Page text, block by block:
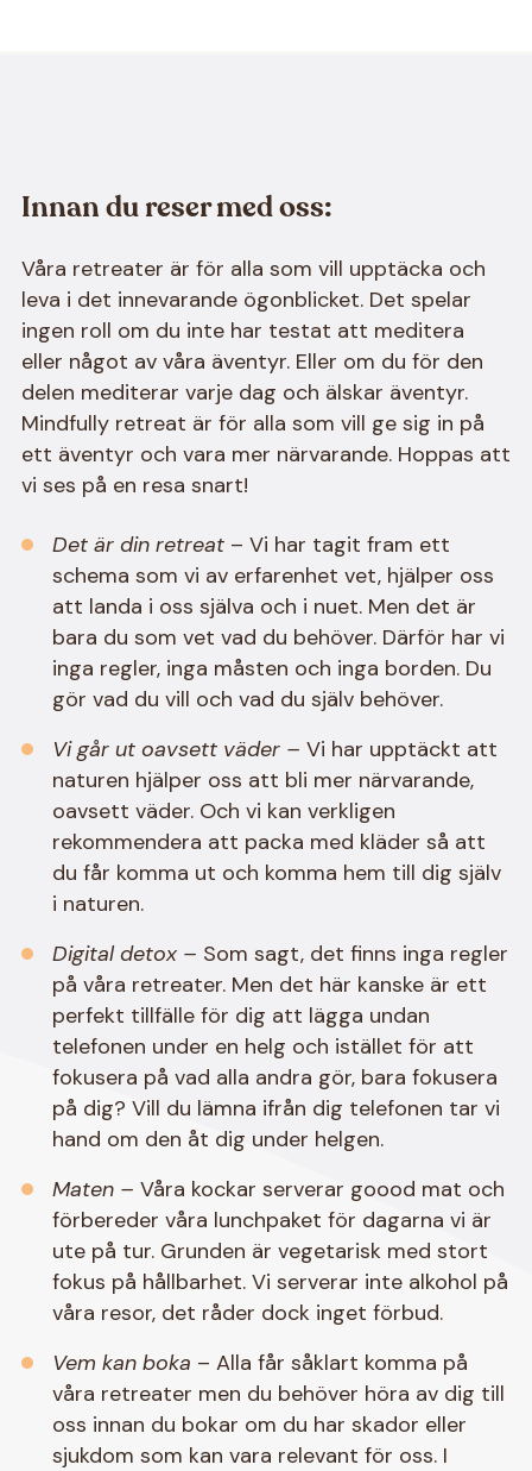
Innan du reser med oss:
Våra retreater är för alla som vill upptäcka och
leva i det innevarande ögonblicket. Det spelar
ingen roll om du inte har testat att meditera
eller något av våra äventyr. Eller om du för den
delen mediterar varje dag och älskar äventyr.
Mindfully retreat är för alla som vill ge sig in på
ett äventyr och vara mer närvarande. Hoppas att
vi ses på en resa snart!
Det är din retreat – Vi har tagit fram ett
schema som vi av erfarenhet vet, hjälper oss
att landa i oss själva och i nuet. Men det är
bara du som vet vad du behöver. Därför har vi
inga regler, inga måsten och inga borden. Du
gör vad du vill och vad du själv behöver.
Vi går ut oavsett väder – Vi har upptäckt att
naturen hjälper oss att bli mer närvarande,
oavsett väder. Och vi kan verkligen
rekommendera att packa med kläder så att
du får komma ut och komma hem till dig själv
i naturen.
Digital detox – Som sagt, det finns inga regler
på våra retreater. Men det här kanske är ett
perfekt tillfälle för dig att lägga undan
telefonen under en helg och istället för att
fokusera på vad alla andra gör, bara fokusera
på dig? Vill du lämna ifrån dig telefonen tar vi
hand om den åt dig under helgen.
Maten – Våra kockar serverar goood mat och
förbereder våra lunchpaket för dagarna vi är
ute på tur. Grunden är vegetarisk med stort
fokus på hållbarhet. Vi serverar inte alkohol på
våra resor, det råder dock inget förbud.
Vem kan boka – Alla får såklart komma på
våra retreater men du behöver höra av dig till
oss innan du bokar om du har skador eller
sjukdom som kan vara relevant för oss. I